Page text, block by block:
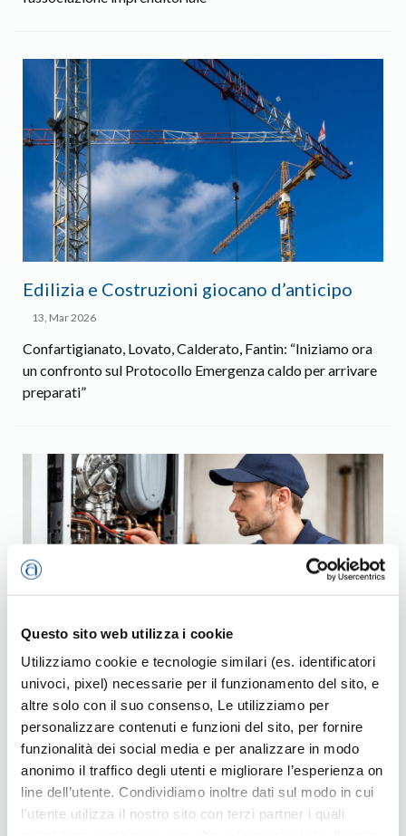
Questo sito web utilizza i cookie
Utilizziamo cookie e tecnologie similari (es. identificatori
univoci, pixel) necessarie per il funzionamento del sito, e
altre solo con il suo consenso, Le utilizziamo per
personalizzare contenuti e funzioni del sito, per fornire
funzionalità dei social media e per analizzare in modo
anonimo il traffico degli utenti e migliorare l’esperienza on
line dell’utente. Condividiamo inoltre dati sul modo in cui
l'utente utilizza il nostro sito con terzi partner i quali
Edilizia e Costruzioni giocano d’anticipo
13, Mar 2026
Confartigianato, Lovato, Calderato, Fantin: “Iniziamo ora
un confronto sul Protocollo Emergenza caldo per arrivare
preparati”
Impianti termici domestici
19, Dic 2025
Confartigianato chiarisce: la manutenzione resta
obbligatoria e fondamentale. Negli ultimi giorni
informazioni imprecise o fuorvianti